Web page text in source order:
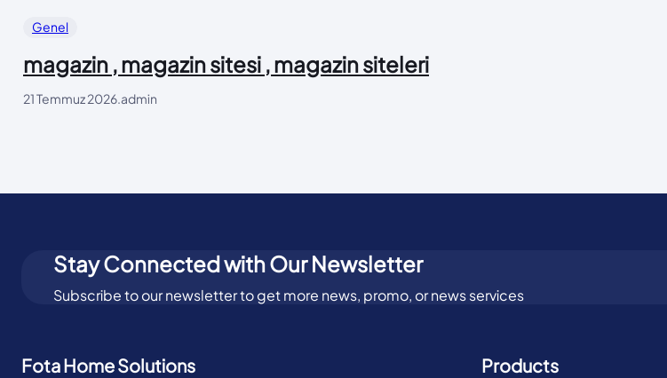
Genel
magazin , magazin sitesi , magazin siteleri
21 Temmuz 2026 admin
Stay Connected with Our Newsletter
Subscribe to our newsletter to get more news, promo, or news services
Fota Home Solutions Products